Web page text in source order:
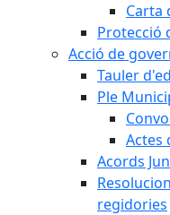
Carta
Protecció
Acció de
Tauler
Ple
Actes
Acords
regidories